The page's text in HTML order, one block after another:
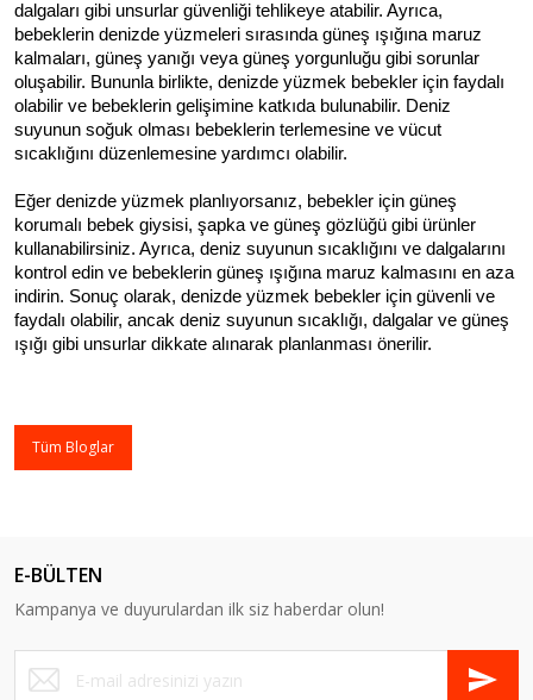
dalgaları gibi unsurlar güvenliği tehlikeye atabilir. Ayrıca,
bebeklerin denizde yüzmeleri sırasında güneş ışığına maruz
kalmaları, güneş yanığı veya güneş yorgunluğu gibi sorunlar
oluşabilir. Bununla birlikte, denizde yüzmek bebekler için faydalı
olabilir ve bebeklerin gelişimine katkıda bulunabilir. Deniz
suyunun soğuk olması bebeklerin terlemesine ve vücut
sıcaklığını düzenlemesine yardımcı olabilir.
Eğer denizde yüzmek planlıyorsanız, bebekler için güneş
korumalı bebek giysisi, şapka ve güneş gözlüğü gibi ürünler
kullanabilirsiniz. Ayrıca, deniz suyunun sıcaklığını ve dalgalarını
kontrol edin ve bebeklerin güneş ışığına maruz kalmasını en aza
indirin. Sonuç olarak, denizde yüzmek bebekler için güvenli ve
faydalı olabilir, ancak deniz suyunun sıcaklığı, dalgalar ve güneş
ışığı gibi unsurlar dikkate alınarak planlanması önerilir.
Tüm Bloglar
E-BÜLTEN
Kampanya ve duyurulardan ilk siz haberdar olun!